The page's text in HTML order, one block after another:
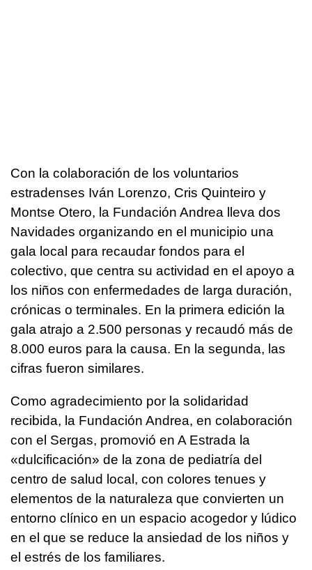
Con la colaboración de los voluntarios
estradenses Iván Lorenzo, Cris Quinteiro y
Montse Otero, la Fundación Andrea lleva dos
Navidades organizando en el municipio una
gala local para recaudar fondos para el
colectivo, que centra su actividad en el apoyo a
los niños con enfermedades de larga duración,
crónicas o terminales. En la primera edición la
gala atrajo a 2.500 personas y recaudó más de
8.000 euros para la causa. En la segunda, las
cifras fueron similares.
Como agradecimiento por la solidaridad
recibida, la Fundación Andrea, en colaboración
con el Sergas, promovió en A Estrada la
«dulcificación» de la zona de pediatría del
centro de salud local, con colores tenues y
elementos de la naturaleza que convierten un
entorno clínico en un espacio acogedor y lúdico
en el que se reduce la ansiedad de los niños y
el estrés de los familiares.